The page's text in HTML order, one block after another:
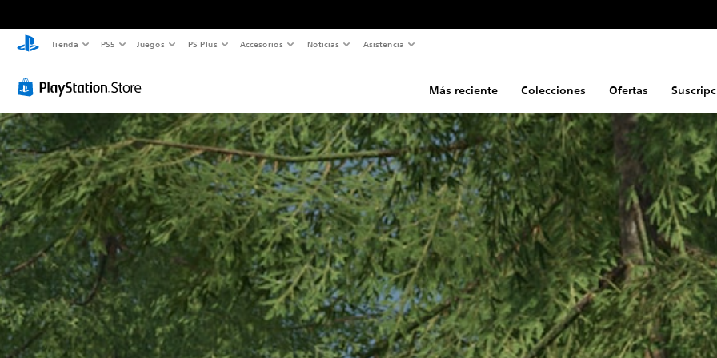
Tienda PS5 Juegos PS Plus Accesorios Noticias Asistencia
Más reciente Colecciones Ofertas